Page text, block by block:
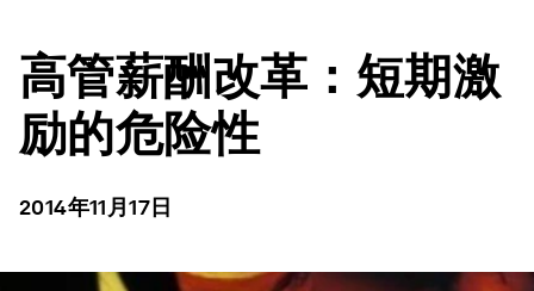
高管薪酬改革：短期激
励的危险性
2014年11月17日